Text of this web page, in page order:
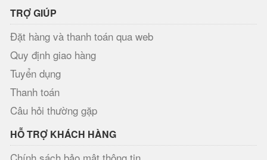
TRỢ GIÚP
Đặt hàng và thanh toán qua web
Quy định giao hàng
Tuyển dụng
Thanh toán
Câu hỏi thường gặp
HỖ TRỢ KHÁCH HÀNG